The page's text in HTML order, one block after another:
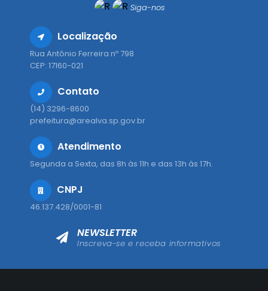
Siga-nos
Localização
Rua Antônio Ferreira nº 798
CEP: 17160-021
Contato
(14) 3296-8600
prefeitura@arealva.sp.gov.br
Atendimento
Segunda a Sexta, das 8h às 11h e das 13h às 17h.
CNPJ
46.137.428/0001-81
NEWSLETTER
Inscreva-se e receba informativos